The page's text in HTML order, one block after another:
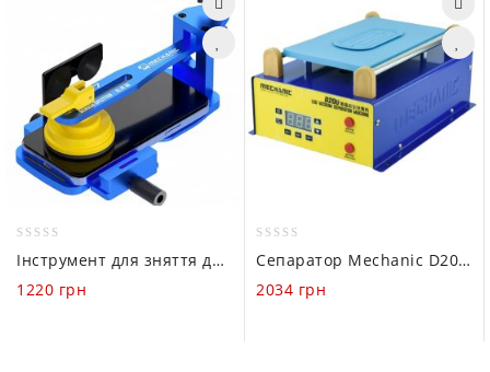
out
of
Інструмент для зняття дисплею Mechanic CP7
1220 грн
out
of
Сепаратор Mechanic D200 (190мм х 110мм / 50-130°C / 150Вт)
2034 грн